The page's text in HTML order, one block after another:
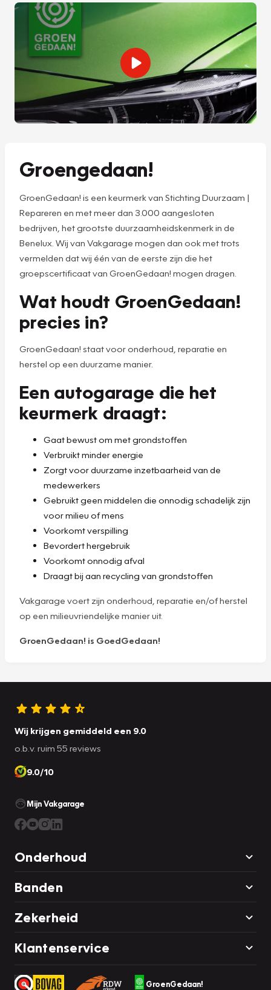
Groengedaan!
GroenGedaan! is een keurmerk van Stichting Duurzaam |
Repareren en met meer dan 3.000 aangesloten
bedrijven, het grootste duurzaamheidskenmerk in de
Benelux. Wij van Vakgarage mogen dan ook met trots
vermelden dat wij één van de eerste zijn die het
groepscertificaat van GroenGedaan! mogen dragen.
Wat houdt GroenGedaan!
precies in?
GroenGedaan! staat voor onderhoud, reparatie en
herstel op een duurzame manier.
Een autogarage die het
keurmerk draagt:
Gaat bewust om met grondstoffen
Verbruikt minder energie
Zorgt voor duurzame inzetbaarheid van de
medewerkers
Gebruikt geen middelen die onnodig schadelijk zijn
voor milieu of mens
Voorkomt verspilling
Bevordert hergebruik
Voorkomt onnodig afval
Draagt bij aan recycling van grondstoffen
Vakgarage voert zijn onderhoud, reparatie en/of herstel
op een milieuvriendelijke manier uit.
GroenGedaan! is GoedGedaan!
Wij krijgen gemiddeld een 9.0
o.b.v. ruim 55 reviews
9.0/10
Mijn Vakgarage
Onderhoud
Banden
Zekerheid
Klantenservice
GroenGedaan!